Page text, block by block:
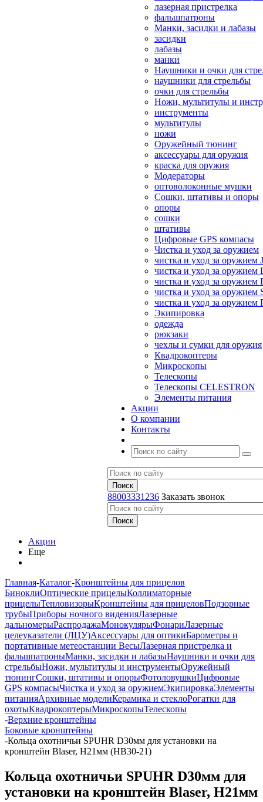
лазерная пристрелка
фальшпатроны
Манки, засидки и лабазы
засидки
лабазы
манки
Наушники и очки для
наушники для стрельбы
очки для стрельбы
Ножи, мультитулы и
инструменты
мультитулы
ножи
Оружейный тюнинг
аксессуары для оружия
краска для оружия
Модераторы
оптоволоконные мушки
Сошки, штативы и опоры
опоры
сошки
штативы
Цифровые GPS компасы
Чистка и уход за оружием
чистка и уход за оружием
чистка и уход за оружием
чистка и уход за оружием
чистка и уход за оружием
чистка и уход за
Экипировка
одежда
рюкзаки
чехлы и сумки для оружия
Квадрокоптеры
Микроскопы
Телескопы
Телескопы CELESTRON
Элементы питания
Акции
О компании
Контакты
88003331236 Заказать звонок
Акции
Еще
Главная-Каталог-Кронштейны для прицелов
БиноклиОптические прицелыКоллиматорные
прицелыТепловизорыКронштейны для прицеловПодзорные
трубыПриборы ночного виденияЛазерные
дальномерыРаспродажаМонокулярыФонариЛазерные
целеуказатели (ЛЦУ)Аксессуары для оптикиБарометры и
портативные метеостанции ВесыЛазерная пристрелка и
фальшпатроныМанки, засидки и лабазыНаушники и очки для
стрельбыНожи, мультитулы и инструментыОружейный
тюнингСошки, штативы и опорыФотоловушкиЦифровые
GPS компасыЧистка и уход за оружиемЭкипировкаЭлементы
питанияАрхивные моделиКерамика и стеклоРогатки для
охотыКвадрокоптерыМикроскопыТелескопы
-Верхние кронштейны
Боковые кронштейны
-Кольца охотничьи SPUHR D30мм для установки на
кронштейн Blaser, H21мм (HB30-21)
Кольца охотничьи SPUHR D30мм для
установки на кронштейн Blaser, H21мм